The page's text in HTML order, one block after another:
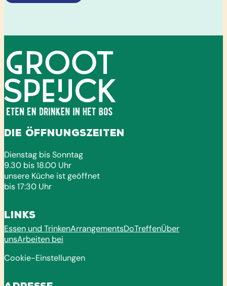
Die Öffnungszeiten
Dienstag bis Sonntag
9.30 bis 18.00 Uhr
unsere Küche ist geöffnet
bis 17:30 Uhr
Links
Essen und TrinkenArrangementsDoTreffenÜber
unsArbeiten bei
Cookie-Einstellungen